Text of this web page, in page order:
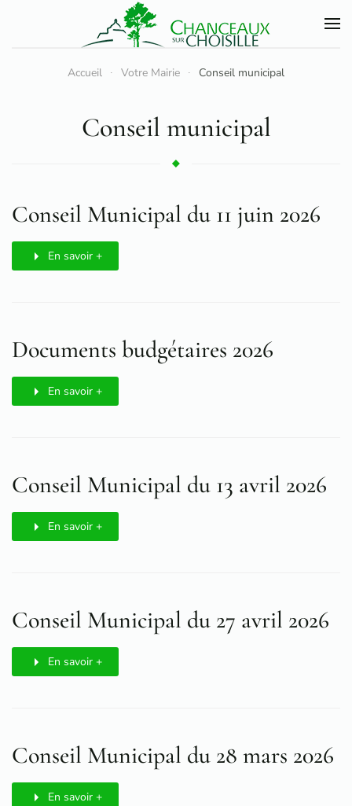
Accéder au contenu principal
Accueil Votre Mairie Conseil municipal
Conseil municipal
Conseil Municipal du 11 juin 2026
En savoir +
Documents budgétaires 2026
En savoir +
Conseil Municipal du 13 avril 2026
En savoir +
Conseil Municipal du 27 avril 2026
En savoir +
Conseil Municipal du 28 mars 2026
En savoir +